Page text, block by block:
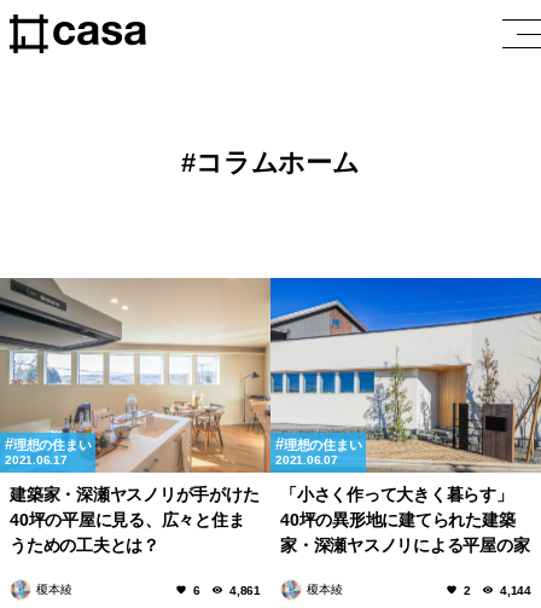
コラムホーム
理想の住まい
2021.06.17
建築家・深瀬ヤスノリが手がけた
40坪の平屋に見る、広々と住ま
うための工夫とは？
榎本綾 6 4,861
理想の住まい
2021.06.07
「小さく作って大きく暮らす」
40坪の異形地に建てられた建築
家・深瀬ヤスノリによる平屋の家
榎本綾 2 4,144